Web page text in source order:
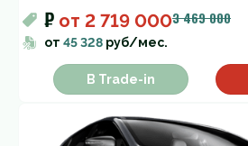
₽ от 2 719 0003 469 000
от 45 328 руб/мес.
В Trade-in